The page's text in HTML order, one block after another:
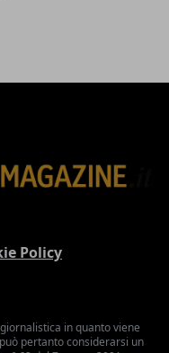
Policy
in quanto viene
pertanto considerarsi un